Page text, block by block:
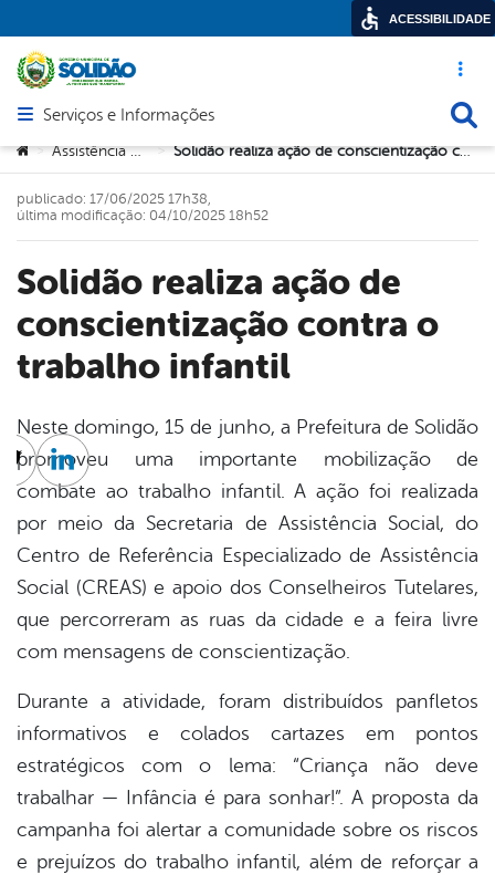
Acesso
Abrir menu principal de navegação
Serviços e Informações
Você está aqui:
> Assistência Social > Solidão realiza ação de conscientização contra o trabalho infantil
Solidão realiza ação de
conscientização contra o
trabalho infantil
publicado: 17/06/2025 17h38,
última modificação: 04/10/2025 18h52
Neste domingo, 15 de junho, a Prefeitura de Solidão
promoveu uma importante mobilização de
combate ao trabalho infantil. A ação foi realizada
por meio da Secretaria de Assistência Social, do
Centro de Referência Especializado de Assistência
Social (CREAS) e apoio dos Conselheiros Tutelares,
que percorreram as ruas da cidade e a feira livre
com mensagens de conscientização.
Durante a atividade, foram distribuídos panfletos
informativos e colados cartazes em pontos
estratégicos com o lema: “Criança não deve
trabalhar — Infância é para sonhar!”. A proposta da
campanha foi alertar a comunidade sobre os riscos
e prejuízos do trabalho infantil, além de reforçar a
Twitter
Linkedin
ACESSIBILIDADE